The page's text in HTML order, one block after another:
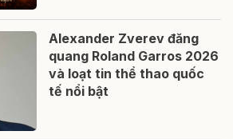
Alexander Zverev đăng
quang Roland Garros 2026
và loạt tin thể thao quốc
tế nổi bật